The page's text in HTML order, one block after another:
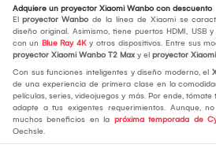
Adquiere un proyector Xiaomi Wanbo con descuento
El proyector Wanbo de la línea de Xiaomi se
diseño original. Asimismo, tiene puertos HDMI,
con un Blue Ray 4Ky otros dispositivos. Entre sus
proyector Xiaomi Wanbo T2 Max y el proyector
Con sus funciones inteligentes y diseño moderno, el
de una experiencia de primera clase en la
películas, series, videojuegos y más. Por ende,
adapte a tus exigentes requerimientos. Aunque,
muchos beneficios en la próxima temporada de
Oechsle.